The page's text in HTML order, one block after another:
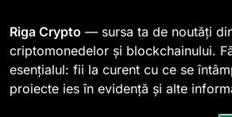
spre o depășire
0,000005 dolari
STIRI
2
Regulamentul
serviciile
Riga Crypto — sursa ta de noutăți
criptomonedelor și blockchainului.
esențialul: fii la curent cu ce se
proiecte ies în evidență și alte